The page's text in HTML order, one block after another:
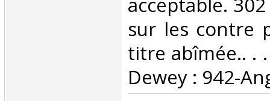
sur les contre
titre abîmée.. .
Dewey : 942-